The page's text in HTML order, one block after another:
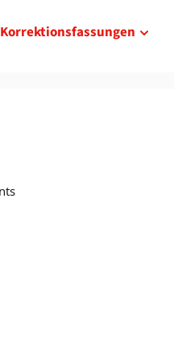
Korrektionsfassungen